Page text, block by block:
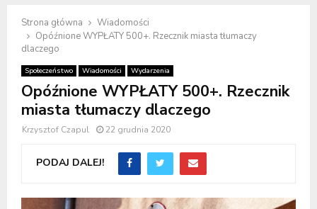
Strona główna
Wiadomości
Opóźnione WYPŁATY 500+. Rzecznik miasta tłumaczy
dlaczego
Społeczeństwo Wiadomości Wydarzenia
Opóźnione WYPŁATY 500+. Rzecznik
miasta tłumaczy dlaczego
Krzysztof Czapul 22 grudnia 2020
PODAJ DALEJ!